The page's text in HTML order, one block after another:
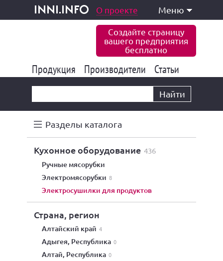
inni.info
и услуги О проекте Меню
Создайте страницу
вашего предприятия
бесплатно
Продукция 177 847
Производители 6 777
Статьи
Найти
Разделы каталога
кухонное оборудование 436
ручные мясорубки
электромясорубки 8
электросушилки для продуктов
Страна, регион
Алтайский край 4
Адыгея, Республика 0
Алтай, Республика 0